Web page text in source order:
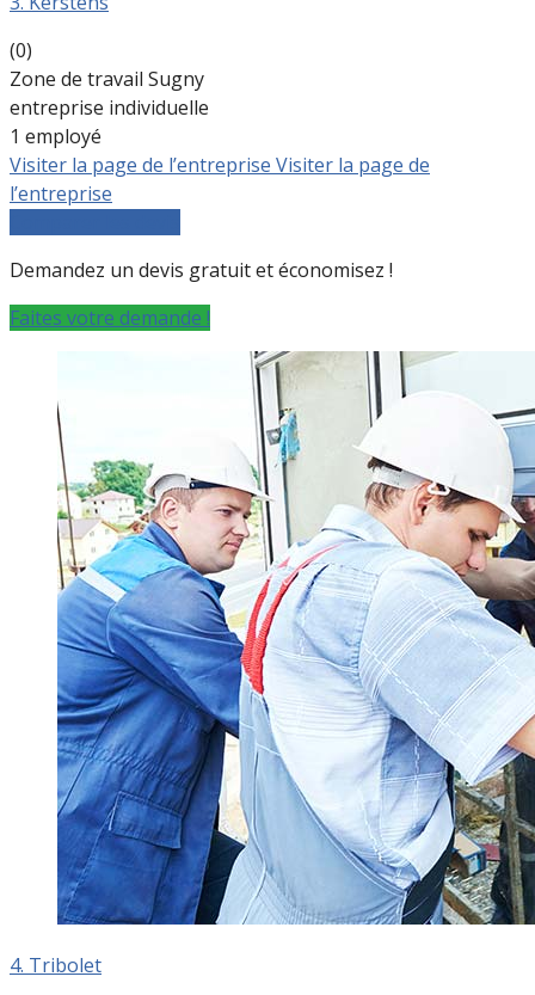
(0)
Zone de travail Sugny
entreprise individuelle
1 employé
Visiter la page de l’entreprise Visiter la page de
l’entreprise
Demandez un devis gratuit et économisez !
Faites votre demande !
4. Tribolet